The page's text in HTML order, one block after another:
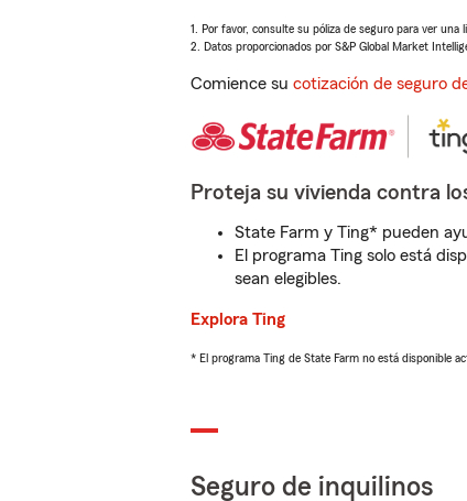
1. Por favor, consulte su póliza de seguro para ver
2. Datos proporcionados por S&P Global Market
Comience su cotización de seguro
Proteja su vivienda contra
State Farm y Ting* pueden
El programa Ting solo está
sean elegibles.
Explora Ting
* El programa Ting de State Farm no está disponible
Seguro de inquilinos